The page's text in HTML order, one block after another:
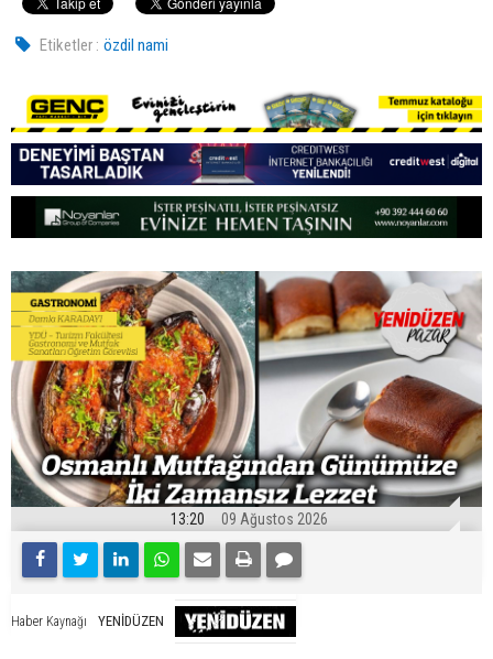
Etiketler : özdil nami
13:20 09 Ağustos 2026
Haber Kaynağı YENİDÜZEN